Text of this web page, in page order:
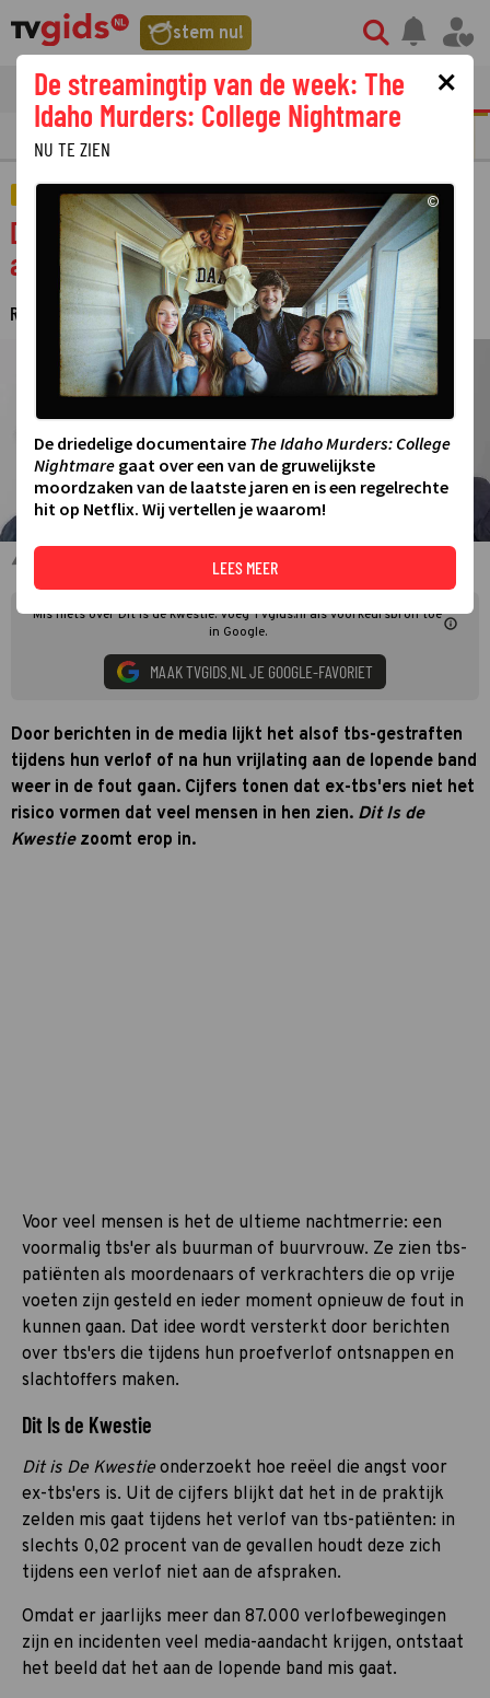
stem nu!
tvgids streaming nieuws
STREAMING
AMUSEMENT
Dit is De Kwestie onderzoekt hoe reëel de
angst voor ex-tbs'ers is
REDACTIE TVGIDS.NL·28 OKTOBER 2024 15:15
Dit Is de Kwestie
Mis niets over Dit is de kwestie. Voeg TVgids.nl als voorkeursbron toe
in Google.
MAAK TVGIDS.NL JE GOOGLE-FAVORIET
Door berichten in de media lijkt het alsof tbs-gestraften
tijdens hun verlof of na hun vrijlating aan de lopende band
weer in de fout gaan. Cijfers tonen dat ex-tbs'ers niet het
risico vormen dat veel mensen in hen zien. Dit Is de
Kwestiezoomt erop in.
Voor veel mensen is het de ultieme nachtmerrie: een
voormalig tbs'er als buurman of buurvrouw. Ze zien tbs-
patiënten als moordenaars of verkrachters die op vrije
voeten zijn gesteld en ieder moment opnieuw de fout in
kunnen gaan. Dat idee wordt versterkt door berichten
over tbs'ers die tijdens hun proefverlof ontsnappen en
slachtoffers maken.
Dit Is de Kwestie
Dit is De Kwestie onderzoekt hoe reëel die angst voor
ex-tbs'ers is. Uit de cijfers blijkt dat het in de praktijk
zelden mis gaat tijdens het verlof van tbs-patiënten: in
slechts 0,02 procent van de gevallen houdt deze zich
tijdens een verlof niet aan de afspraken.
Omdat er jaarlijks meer dan 87.000 verlofbewegingen
zijn en incidenten veel media-aandacht krijgen, ontstaat
het beeld dat het aan de lopende band mis gaat.
×
De streamingtip van de week: The
Idaho Murders: College Nightmare
NU TE ZIEN
©
De driedelige documentaire The Idaho Murders: College
Nightmare gaat over een van de gruwelijkste
moordzaken van de laatste jaren en is een regelrechte
hit op Netflix. Wij vertellen je waarom!
LEES MEER